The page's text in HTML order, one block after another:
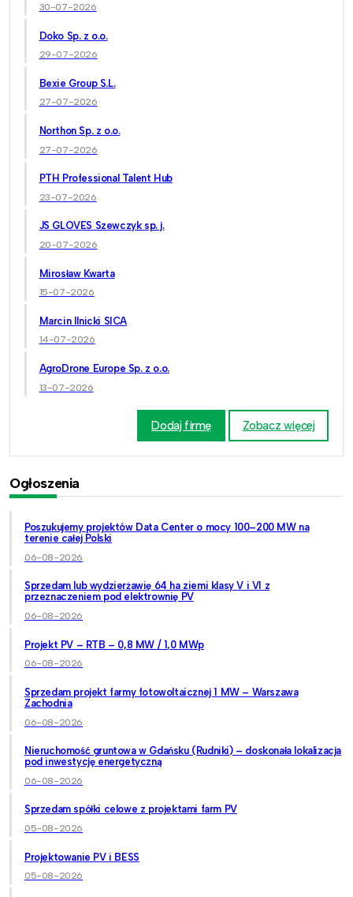
30-07-2026
Doko Sp. z o.o.
29-07-2026
Bexie Group S.L.
27-07-2026
Northon Sp. z o.o.
27-07-2026
PTH Professional Talent Hub
23-07-2026
JS GLOVES Szewczyk sp. j.
20-07-2026
Mirosław Kwarta
15-07-2026
Marcin Ilnicki SICA
14-07-2026
AgroDrone Europe Sp. z o.o.
13-07-2026
Dodaj firmę Zobacz więcej
Ogłoszenia
Poszukujemy projektów Data Center o mocy 100–200 MW na
terenie całej Polski
06-08-2026
Sprzedam lub wydzierżawię 64 ha ziemi klasy V i VI z
przeznaczeniem pod elektrownię PV
06-08-2026
Projekt PV – RTB – 0,8 MW / 1,0 MWp
06-08-2026
Sprzedam projekt farmy fotowoltaicznej 1 MW – Warszawa
Zachodnia
06-08-2026
Nieruchomość gruntowa w Gdańsku (Rudniki) – doskonała lokalizacja
pod inwestycję energetyczną
06-08-2026
Sprzedam spółki celowe z projektami farm PV
05-08-2026
Projektowanie PV i BESS
05-08-2026